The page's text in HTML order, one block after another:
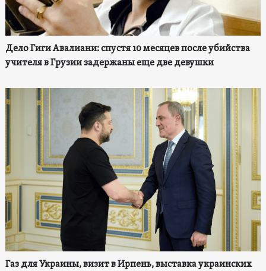
Дело Гиги Авалиани: спустя 10 месяцев после убийства
учителя в Грузии задержаны еще две девушки
Газ для Украины, визит в Ирпень, выставка украинских